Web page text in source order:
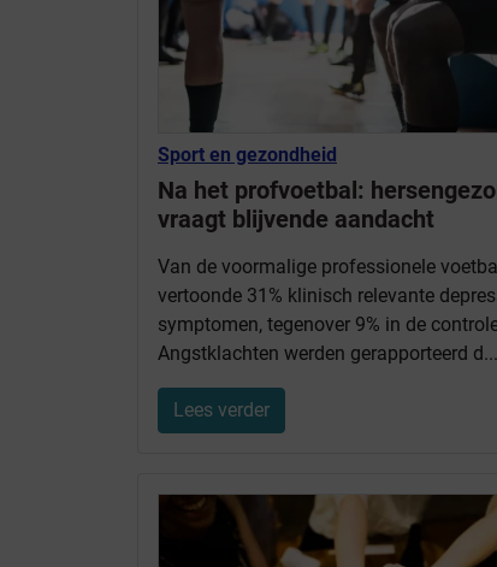
Sport en gezondheid
Na het profvoetbal:
vraagt blijvende aandacht
Van de voormalige professionele
vertoonde 31% klinisch relevante
symptomen, tegenover 9% in de
Angstklachten werden gerapporteerd d...
Lees verder